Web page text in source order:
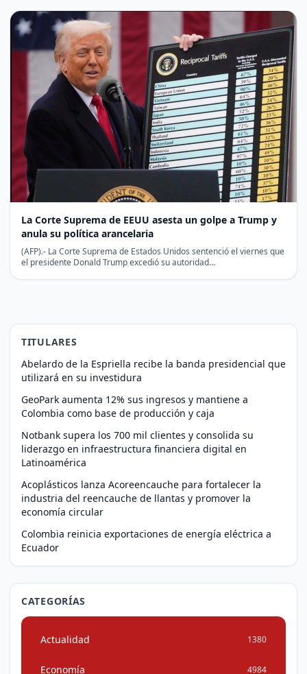
La Corte Suprema de EEUU asesta un golpe a Trump y
anula su política arancelaria
(AFP).- La Corte Suprema de Estados Unidos sentenció el viernes que
el presidente Donald Trump excedió su autoridad…
TITULARES
Abelardo de la Espriella recibe la banda presidencial que
utilizará en su investidura
GeoPark aumenta 12% sus ingresos y mantiene a
Colombia como base de producción y caja
Notbank supera los 700 mil clientes y consolida su
liderazgo en infraestructura financiera digital en
Latinoamérica
Acoplásticos lanza Acoreencauche para fortalecer la
industria del reencauche de llantas y promover la
economía circular
Colombia reinicia exportaciones de energía eléctrica a
Ecuador
CATEGORÍAS
Actualidad 1380
Economía 4984